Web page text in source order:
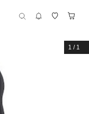
1 / 1